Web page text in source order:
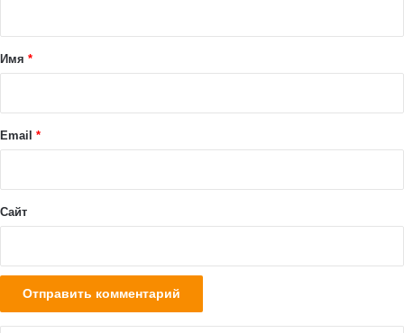
а
й
Имя *
Email *
Сайт